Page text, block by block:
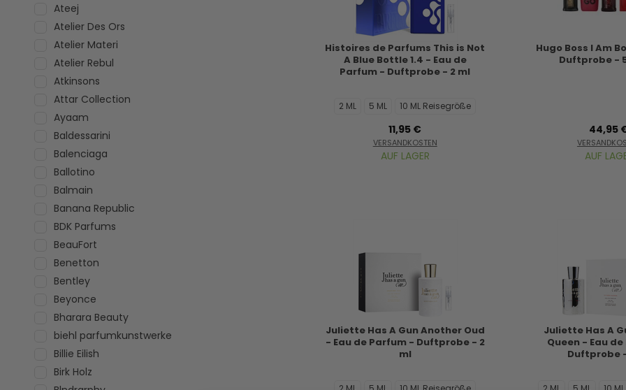
Ateej
Atelier Des Ors
Atelier Materi
Atelier Rebul
Atkinsons
Attar Collection
Ayaam
Baldessarini
Balenciaga
Ballotino
Balmain
Banana Republic
BDK Parfums
BeauFort
Benetton
Bentley
Beyonce
Bharara Beauty
biehl parfumkunstwerke
Billie Eilish
Birk Holz
Histoires de Parfums This is Not
A Blue Bottle 1.4 - Eau de
Parfum - Duftprobe - 2 ml
2 ML 5 ML 10 ML Reisegröße
11,95 €
VERSANDKOSTEN
AUF LAGER
Hugo Boss I Am
Duftprobe - 5
44,95
AUF
Juliette Has A Gun Another Oud
- Eau de Parfum - Duftprobe - 2
ml
Juliette Has A
Queen - Eau
Duftprobe